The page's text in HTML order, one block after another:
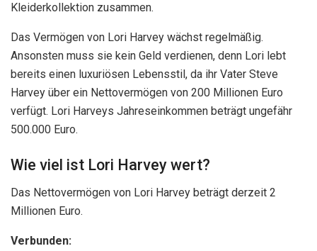
Kleiderkollektion zusammen.
Das Vermögen von Lori Harvey wächst regelmäßig.
Ansonsten muss sie kein Geld verdienen, denn Lori lebt
bereits einen luxuriösen Lebensstil, da ihr Vater Steve
Harvey über ein Nettovermögen von 200 Millionen Euro
verfügt. Lori Harveys Jahreseinkommen beträgt ungefähr
500.000 Euro.
Wie viel ist Lori Harvey wert?
Das Nettovermögen von Lori Harvey beträgt derzeit 2
Millionen Euro.
Verbunden: